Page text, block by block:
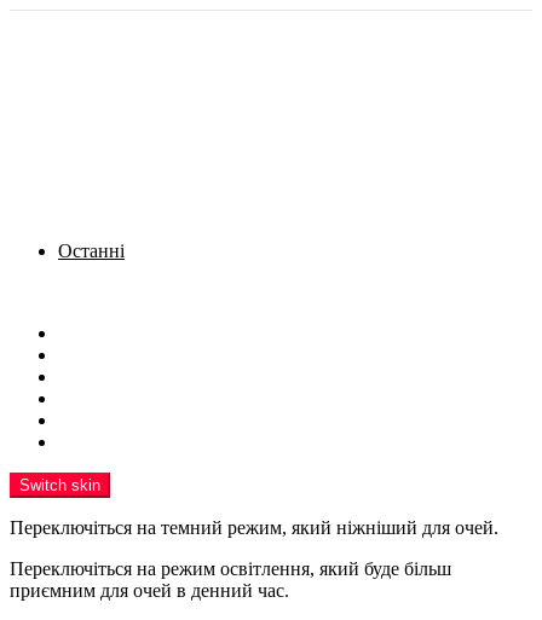
Останні
Switch skin
Переключіться на темний режим, який ніжніший для очей.
Переключіться на режим освітлення, який буде більш
приємним для очей в денний час.